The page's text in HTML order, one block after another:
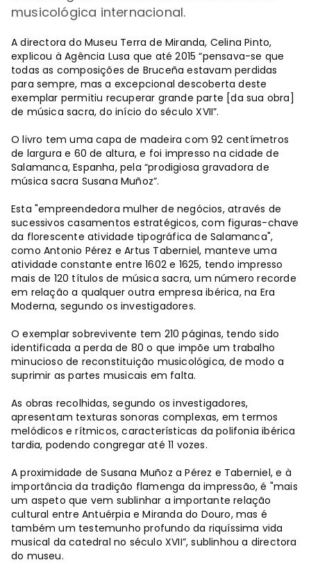
musicológica internacional.
A directora do Museu Terra de Miranda, Celina Pinto,
explicou à Agência Lusa que até 2015 “pensava-se que
todas as composições de Bruceña estavam perdidas
para sempre, mas a excepcional descoberta deste
exemplar permitiu recuperar grande parte [da sua obra]
de música sacra, do início do século XVII”.
O livro tem uma capa de madeira com 92 centímetros
de largura e 60 de altura, e foi impresso na cidade de
Salamanca, Espanha, pela “prodigiosa gravadora de
música sacra Susana Muñoz”.
Esta "empreendedora mulher de negócios, através de
sucessivos casamentos estratégicos, com figuras-chave
da florescente atividade tipográfica de Salamanca",
como Antonio Pérez e Artus Taberniel, manteve uma
atividade constante entre 1602 e 1625, tendo impresso
mais de 120 títulos de música sacra, um número recorde
em relação a qualquer outra empresa ibérica, na Era
Moderna, segundo os investigadores.
O exemplar sobrevivente tem 210 páginas, tendo sido
identificada a perda de 80 o que impõe um trabalho
minucioso de reconstituição musicológica, de modo a
suprimir as partes musicais em falta.
As obras recolhidas, segundo os investigadores,
apresentam texturas sonoras complexas, em termos
melódicos e rítmicos, características da polifonia ibérica
tardia, podendo congregar até 11 vozes.
A proximidade de Susana Muñoz a Pérez e Taberniel, e à
importância da tradição flamenga da impressão, é "mais
um aspeto que vem sublinhar a importante relação
cultural entre Antuérpia e Miranda do Douro, mas é
também um testemunho profundo da riquíssima vida
musical da catedral no século XVII”, sublinhou a directora
do museu.